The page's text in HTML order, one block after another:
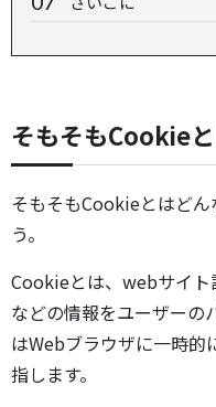
そもそもCookie
そもそもCookieとはど
う。
Cookieとは、webサイト
などの情報をユーザーの
はWebブラウザに一時的
指します。